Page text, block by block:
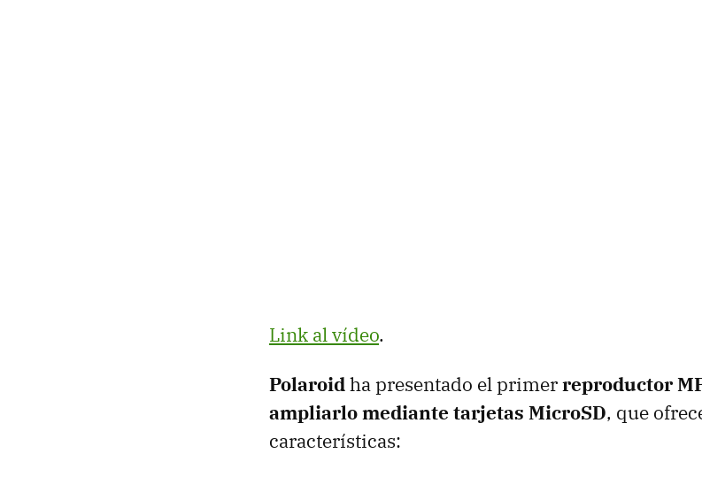
Link al vídeo.
Polaroidha presentado el primerreproductor
ampliarlo mediante tarjetas MicroSD, que
características: